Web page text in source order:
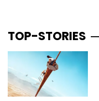
TOP-STORIES